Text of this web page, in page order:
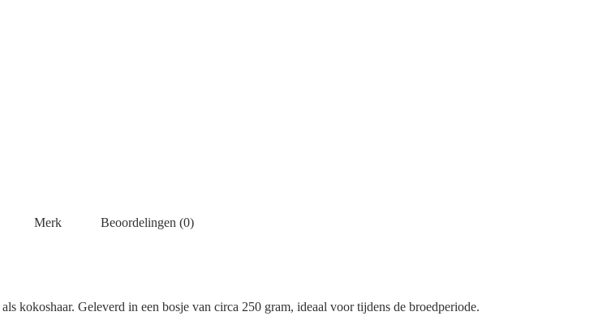
Merk Beoordelingen (0)
kokoshaar. Geleverd in een bosje van circa 250 gram, ideaal voor tijdens de broedperiode.